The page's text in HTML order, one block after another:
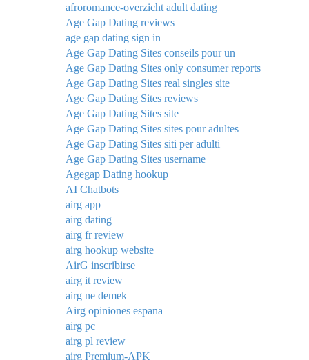
afroromance-overzicht adult dating
Age Gap Dating reviews
age gap dating sign in
Age Gap Dating Sites conseils pour un
Age Gap Dating Sites only consumer reports
Age Gap Dating Sites real singles site
Age Gap Dating Sites reviews
Age Gap Dating Sites site
Age Gap Dating Sites sites pour adultes
Age Gap Dating Sites siti per adulti
Age Gap Dating Sites username
Agegap Dating hookup
AI Chatbots
airg app
airg dating
airg fr review
airg hookup website
AirG inscribirse
airg it review
airg ne demek
Airg opiniones espana
airg pc
airg pl review
airg Premium-APK